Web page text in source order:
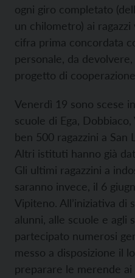
ogni giro completato
un chilometro) ai
cifra prima concordata
personale, da
progetto di
Venerdì 19 sono scese
scuole di Ega,
ben 500 ragazzini a San
Altri istituti hanno già
Gli ultimi ragazzini a
saranno invece, il 6
Vipiteno. All’iniziativa di
alunni, alle scuole e agli
partecipato numerosi
messo a disposizione il
preparare le merende